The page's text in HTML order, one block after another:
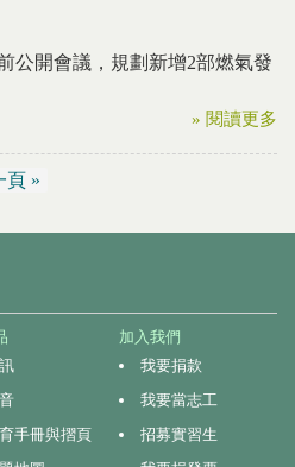
公開會議，規劃新增2部燃氣發
» 閱讀更多
頁 »
手冊與摺頁
加入我們
我要捐款
我要當志工
招募實習生